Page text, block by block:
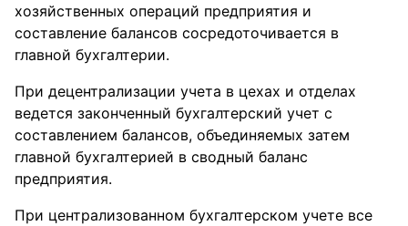
хозяйственных операций предприятия и
составление балансов сосредоточивается в
главной бухгалтерии.
При децентрализации учета в цехах и отделах
ведется законченный бухгалтерский учет с
составлением балансов, объединяемых затем
главной бухгалтерией в сводный баланс
предприятия.
При централизованном бухгалтерском учете все